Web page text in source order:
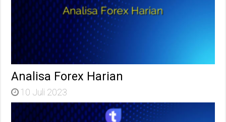
Analisa Forex Harian
10 Juli 2023